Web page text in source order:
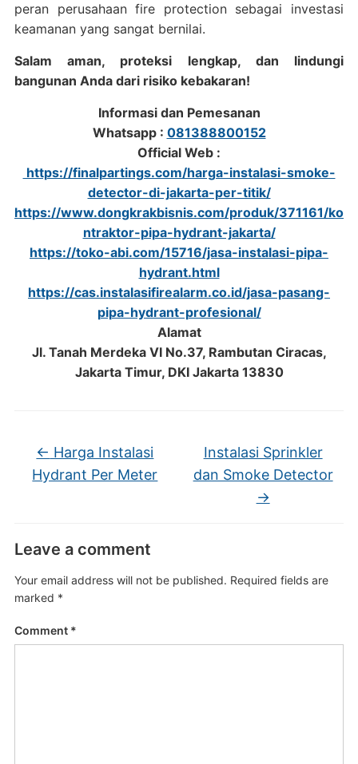
peran perusahaan fire protection sebagai investasi
keamanan yang sangat bernilai.
Salam aman, proteksi lengkap, dan lindungi
bangunan Anda dari risiko kebakaran!
Informasi dan Pemesanan
Whatsapp : 081388800152
Official Web :
https://finalpartings.com/harga-instalasi-smoke-
detector-di-jakarta-per-titik/
https://www.dongkrakbisnis.com/produk/371161/ko
ntraktor-pipa-hydrant-jakarta/
https://toko-abi.com/15716/jasa-instalasi-pipa-
hydrant.html
https://cas.instalasifirealarm.co.id/jasa-pasang-
pipa-hydrant-profesional/
Alamat
Jl. Tanah Merdeka VI No.37, Rambutan Ciracas,
Jakarta Timur, DKI Jakarta 13830
← Harga Instalasi
Hydrant Per Meter
Instalasi Sprinkler
dan Smoke Detector
→
Leave a comment
Your email address will not be published. Required fields are
marked *
Comment *